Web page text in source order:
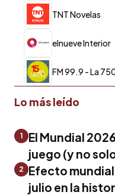
TNT Novelas
elnueve Interior
FM 99.9 - La
Lo más leído
1
El Mundial
juego (y no
2
Efecto
julio en la